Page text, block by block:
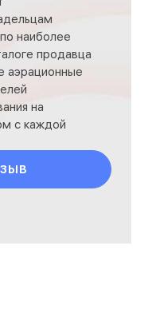
наиболее
продавца
аэрационные
на
с каждой